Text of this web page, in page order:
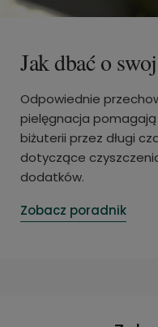
Jak dbać o
Odpowiednie
pielęgnacja
biżuterii przez długi
dotyczące
dodatków.
Zobacz poradnik